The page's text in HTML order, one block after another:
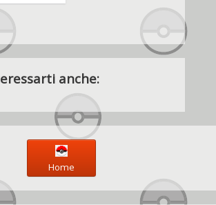
anche:
Home